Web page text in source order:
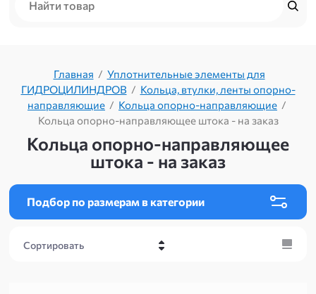
Главная / Уплотнительные элементы для
ГИДРОЦИЛИНДРОВ / Кольца, втулки, ленты опорно-
направляющие / Кольца опорно-направляющие /
Кольца опорно-направляющее штока - на заказ
Кольца опорно-направляющее
штока - на заказ
Подбор по размерам в категории
Сортировать